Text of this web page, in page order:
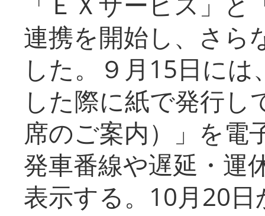
連携を開始し、さら
した。９月15日に
した際に紙で発行し
席のご案内）」を電
発車番線や遅延・運
表示する。10月20